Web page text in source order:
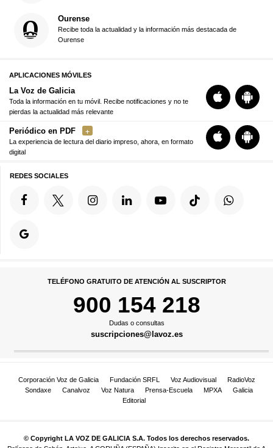
Ourense
Recibe toda la actualidad y la información más destacada de
Ourense
APLICACIONES MÓVILES
La Voz de Galicia
Toda la información en tu móvil. Recibe notificaciones y no te
pierdas la actualidad más relevante
Periódico en PDF
La experiencia de lectura del diario impreso, ahora, en formato
digital
REDES SOCIALES
TELÉFONO GRATUITO DE ATENCIÓN AL SUSCRIPTOR
900 154 218
Dudas o consultas
suscripciones@lavoz.es
Corporación Voz de Galicia Fundación SRFL Voz Audiovisual
RadioVoz
Sondaxe
Canalvoz Voz Natura Prensa-Escuela MPXA
Galicia
Editorial
© Copyright LA VOZ DE GALICIA S.A. Todos los derechos reservados.